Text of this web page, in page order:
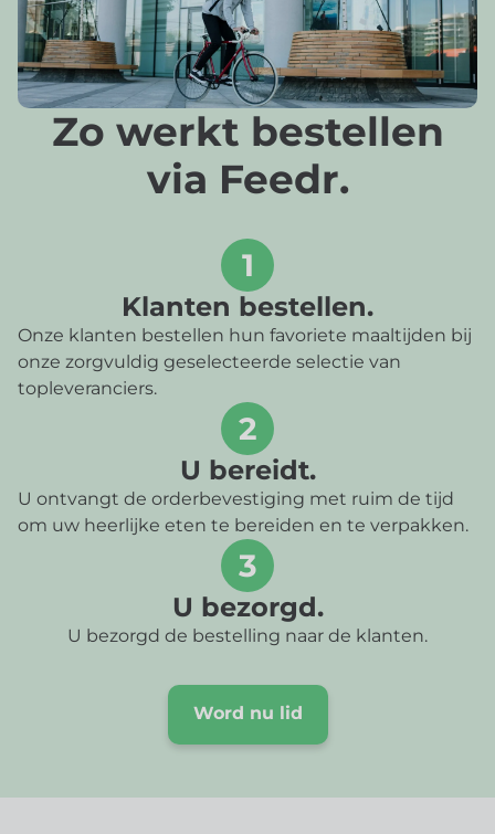
Zo werkt bestellen
via Feedr.
1
Klanten bestellen.
Onze klanten bestellen hun favoriete maaltijden bij
onze zorgvuldig geselecteerde selectie van
topleveranciers.
2
U bereidt.
U ontvangt de orderbevestiging met ruim de tijd
om uw heerlijke eten te bereiden en te verpakken.
3
U bezorgd.
U bezorgd de bestelling naar de klanten.
Word nu lid